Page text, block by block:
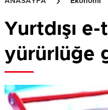
Yurtdışı
yürürlüğe